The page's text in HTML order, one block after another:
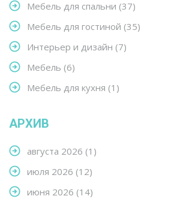
Мебель для спальни (37)
Мебель для гостиной (35)
Интерьер и дизайн (7)
Мебель (6)
Мебель для кухня (1)
АРХИВ
августа 2026 (1)
июля 2026 (12)
июня 2026 (14)